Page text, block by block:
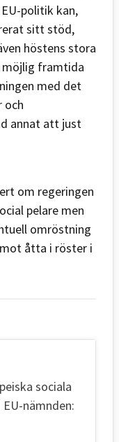
politik kan,
sitt stöd,
höstens stora
möjlig framtida
med det
och
annat att just
om regeringen
pelare men
omröstning
åtta i röster i
sociala
nämnden: